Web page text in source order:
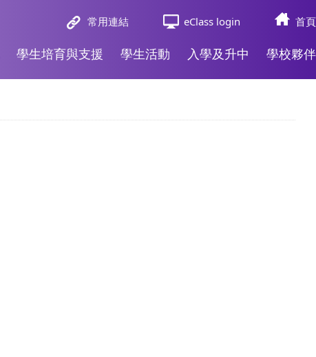
常用連結 eClass login 首頁
學生培育與支援 學生活動 入學及升中 學校夥伴